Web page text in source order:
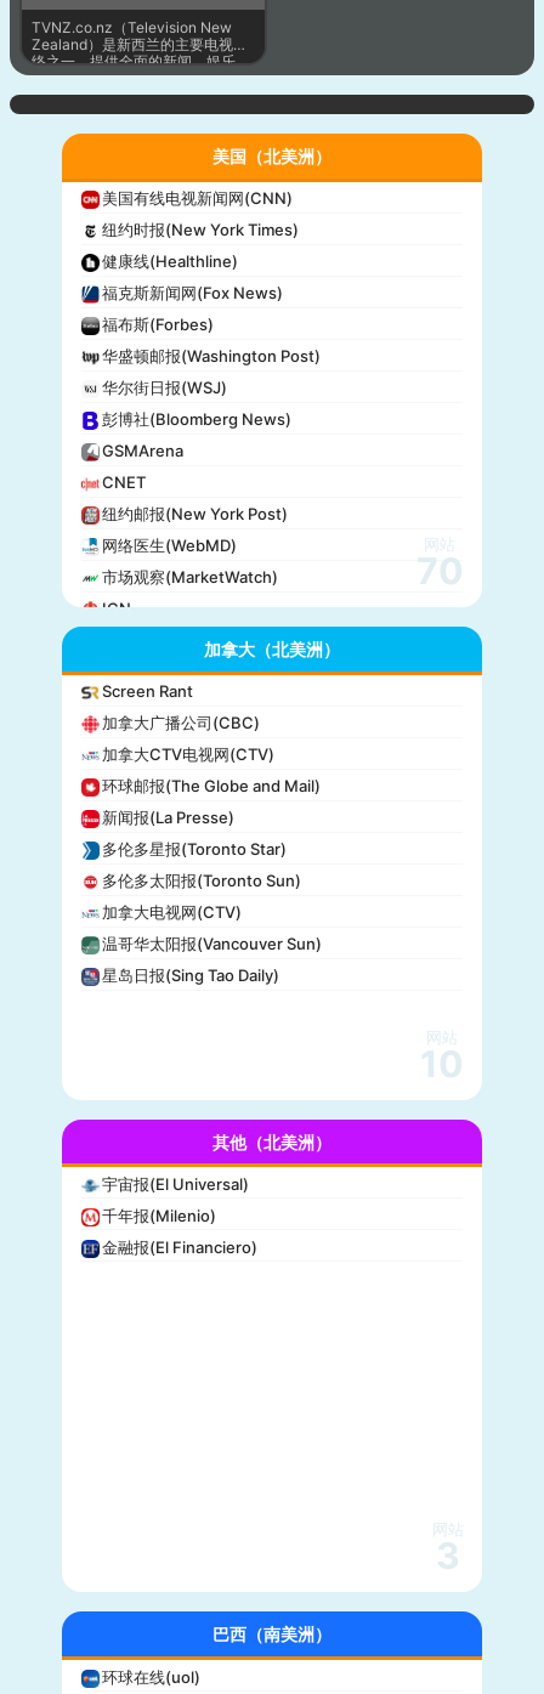
TVNZ.co.nz（Television New
Zealand）是新西兰的主要电视网
络之一，提供全面的新闻、娱乐、
体育及多种类别的电视节目。作为
新西兰最受欢迎的电视平台之一，
TVNZ 提供直播节目和点播内容，
涵盖本地新闻、国际新闻、电视
剧、电影等多样化内容。该平台的
内容不仅适合家庭观众，还涵盖儿
童、青少年和成人群体的需求，成
为新西兰用户获取电视娱乐和新闻
的重要平台。
美国（北美洲）
美国有线电视新闻网(CNN)
纽约时报(New York Times)
健康线(Healthline)
福克斯新闻网(Fox News)
福布斯(Forbes)
华盛顿邮报(Washington Post)
华尔街日报(WSJ)
彭博社(Bloomberg News)
GSMArena
CNET
纽约邮报(New York Post)
网络医生(WebMD)
市场观察(MarketWatch)
IGN
今日美国(USA Today)
BuzzFeed
全国公共广播电台(NPR)
美国广播公司(ABC)
美国新闻与世界报道(U.S. News)
CBS Sports
全国广播公司(NBC)
The Verge
PCMag
休斯顿纪事报(Houston Chronicle)
赫芬顿邮报(Huffpost)
布赖特巴特新闻网(Breitbart News)
美联社(AP)
洛杉矶时报(Los Angeles Times)
Insider
Vice
商业内幕(Business Insider)
iHeartRadio
网站
70
加拿大（北美洲）
Screen Rant
加拿大广播公司(CBC)
加拿大CTV电视网(CTV)
环球邮报(The Globe and Mail)
新闻报(La Presse)
多伦多星报(Toronto Star)
多伦多太阳报(Toronto Sun)
加拿大电视网(CTV)
温哥华太阳报(Vancouver Sun)
星岛日报(Sing Tao Daily)
网站
10
其他（北美洲）
宇宙报(El Universal)
千年报(Milenio)
金融报(El Financiero)
网站
3
巴西（南美洲）
环球在线(uol)